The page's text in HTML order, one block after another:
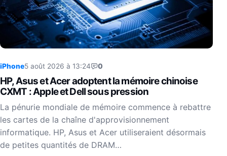
iPhone5 août 2026 à 13:24 0
HP, Asus et Acer adoptent la mémoire chinoise
CXMT : Apple et Dell sous pression
La pénurie mondiale de mémoire commence à rebattre
les cartes de la chaîne d'approvisionnement
informatique. HP, Asus et Acer utiliseraient désormais
de petites quantités de DRAM…